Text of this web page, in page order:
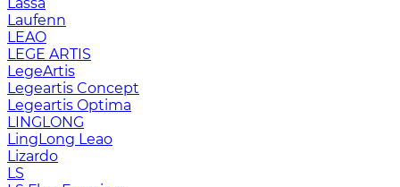
Laufenn
LEAO
LEGE ARTIS
LegeArtis
Legeartis Concept
Legeartis Optima
LINGLONG
LingLong Leao
Lizardo
LS